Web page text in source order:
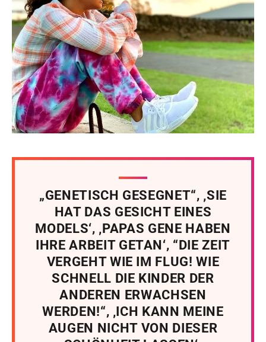
„GENETISCH GESEGNET“, ‚SIE
HAT DAS GESICHT EINES
MODELS‘, ‚PAPAS GENE HABEN
IHRE ARBEIT GETAN‘, “DIE ZEIT
VERGEHT WIE IM FLUG! WIE
SCHNELL DIE KINDER DER
ANDEREN ERWACHSEN
WERDEN!“, ‚ICH KANN MEINE
AUGEN NICHT VON DIESER